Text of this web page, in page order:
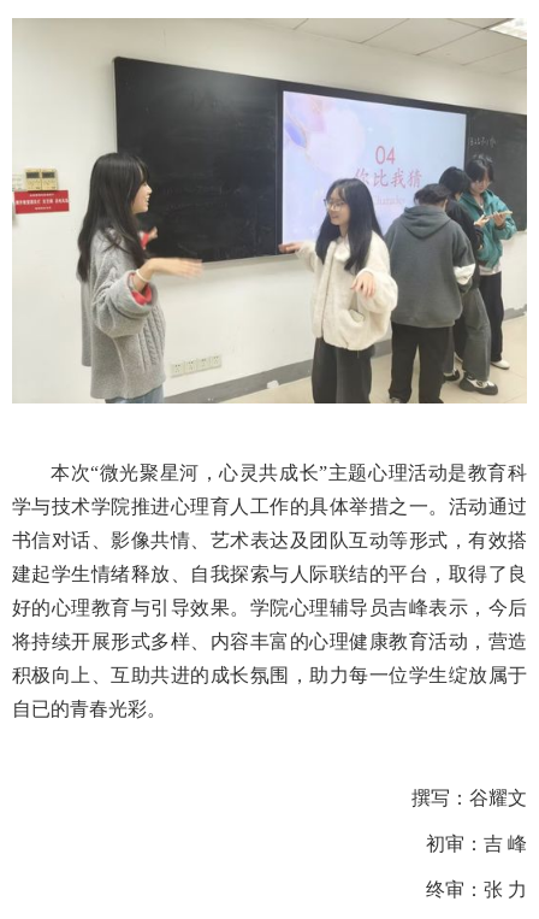
本次“微光聚星河，心灵共成长”主题心理活动是教育科
学与技术学院推进心理育人工作的具体举措之一。活动通过
书信对话、影像共情、艺术表达及团队互动等形式，有效搭
建起学生情绪释放、自我探索与人际联结的平台，取得了良
好的心理教育与引导效果。学院心理辅导员吉峰表示，今后
将持续开展形式多样、内容丰富的心理健康教育活动，营造
积极向上、互助共进的成长氛围，助力每一位学生绽放属于
自已的青春光彩。
撰写：谷耀文
初审：吉 峰
终审：张 力